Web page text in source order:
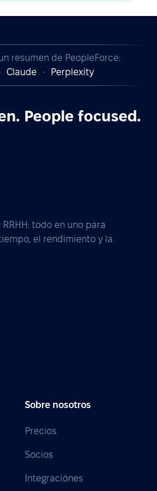
resumen de PeopleForce:
Claude Perplexity
People focused.
todo en uno para
el rendimiento y la
Sobre nosotros
Precios
Socios
Integraciónes